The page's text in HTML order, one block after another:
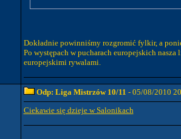
Dokładnie powinniśmy rozgromić fylkir, a
Po występach w pucharach europejskich
europejskimi rywalami.
Odp: Liga Mistrzów 10/11 - 05/08/2010
Ciekawie się dzieje w Salonikach